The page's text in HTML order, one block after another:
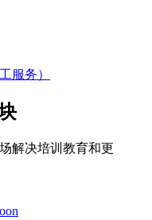
服务）
解决培训教育和更